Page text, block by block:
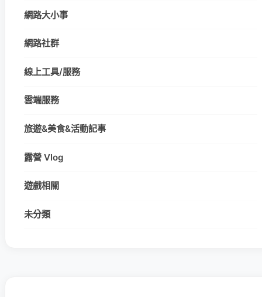
網路大小事
網路社群
線上工具/服務
雲端服務
旅遊&美食&活動記事
露營 Vlog
遊戲相關
未分類